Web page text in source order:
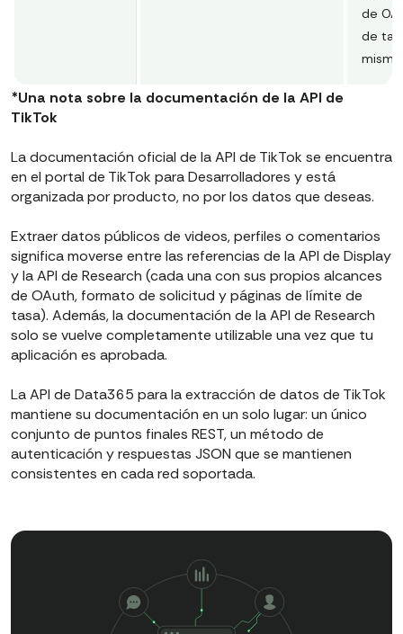
de
de
*Una nota sobre la documentación de la API de
TikTok
La documentación oficial de la API de TikTok se encuentra
en el portal de TikTok para Desarrolladores y está
organizada por producto, no por los datos que deseas.
Extraer datos públicos de videos, perfiles o comentarios
significa moverse entre las referencias de la API de Display
y la API de Research (cada una con sus propios alcances
de OAuth, formato de solicitud y páginas de límite de
tasa). Además, la documentación de la API de Research
solo se vuelve completamente utilizable una vez que tu
aplicación es aprobada.
La API de Data365 para la extracción de datos de TikTok
mantiene su documentación en un solo lugar: un único
conjunto de puntos finales REST, un método de
autenticación y respuestas JSON que se mantienen
consistentes en cada red soportada.